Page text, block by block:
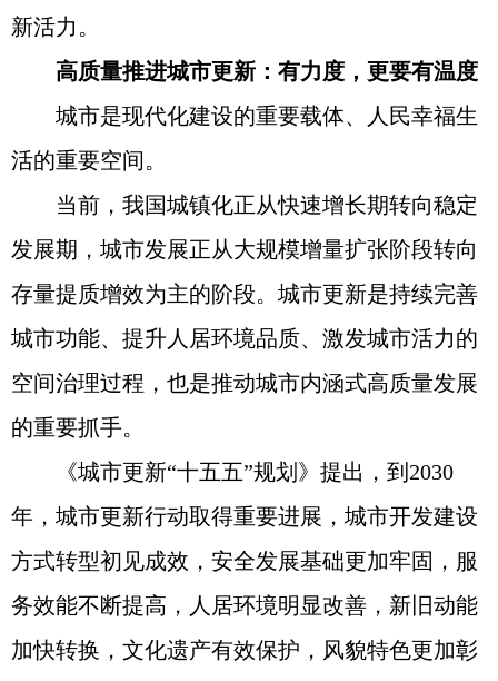
新活力。
高质量推进城市更新：有力度，更要有温度
城市是现代化建设的重要载体、人民幸福生
活的重要空间。
当前，我国城镇化正从快速增长期转向稳定
发展期，城市发展正从大规模增量扩张阶段转向
存量提质增效为主的阶段。城市更新是持续完善
城市功能、提升人居环境品质、激发城市活力的
空间治理过程，也是推动城市内涵式高质量发展
的重要抓手。
《城市更新“十五五”规划》提出，到2030
年，城市更新行动取得重要进展，城市开发建设
方式转型初见成效，安全发展基础更加牢固，服
务效能不断提高，人居环境明显改善，新旧动能
加快转换，文化遗产有效保护，风貌特色更加彰